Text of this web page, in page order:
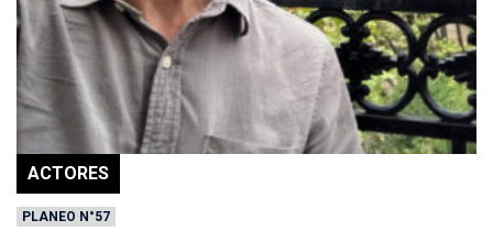
ACTORES
PLANEO N°57